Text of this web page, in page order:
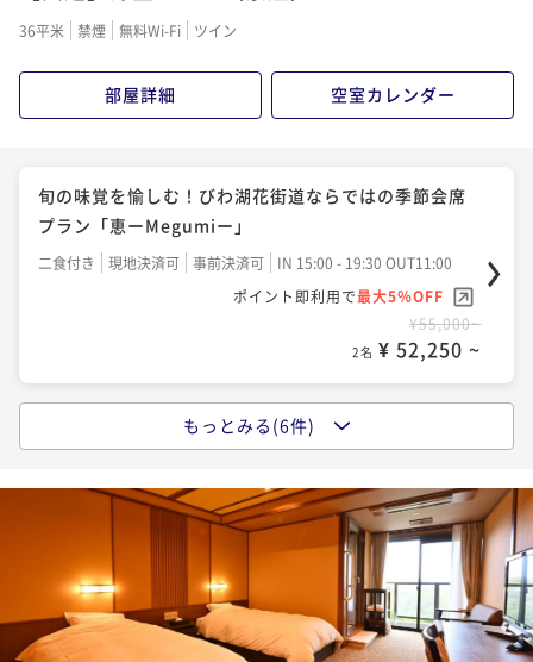
二食付き 現地決済可 事前決済可
¥61,600~
2名 ¥ 58,520 ~
近江の食材や四季折々の旬の味覚を堪能する、調理長
こだわりの近江美食会席プラン「極ーKiwamiー」
二食付き 現地決済可 事前決済可
IN 15:00 - 19:30 OUT11:00
ポイント即利用で最大5％OFF
¥66,000~
2名 ¥ 62,700 ~
二食付き 現地決済可 事前決済可
ポイント即利用で最大5％OFF
¥61,600~
2名 ¥ 58,520 ~
近江牛しゃぶしゃぶプラン～口の中でとろけるやわら
かさ！！絶品近江牛が食べたい♪～
二食付き 現地決済可 事前決済可
IN 15:00 - 19:30 OUT11:00
ポイント即利用で最大5％OFF
¥61,600~
2名 ¥ 58,520 ~
近江牛すき焼きプラン～口の中でとろけるやわらか
現地決済可 事前決済可
IN 15:00 - 19:30 OUT11:00
ポイント即利用で 最大5％OFF
¥61,600~
2名 ¥ 58,520 ~
36平米 禁煙 無料Wi-Fi ツイン
部屋詳細 空室カレンダー
旬の味覚を愉しむ！びわ湖花街道ならではの季節会席
プラン「恵ーMegumiー」
二食付き 現地決済可 事前決済可
IN 15:00 - 19:30 OUT11:00
ポイント即利用で最大5％OFF
¥55,000~
2名 ¥ 52,250 ~
★宿の日★近江の旬を味わう季節の会席プラン「彩ーIr
odoriー」～メインはえらべるこだわりの逸品！～
事前決済可
IN 15:00 - 19:30 OUT11:00
割引とポイント即利用で最大14％OFF
¥61,600~
2名 ¥ 52,668 ~
もっとみる(6件)